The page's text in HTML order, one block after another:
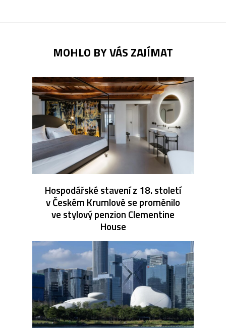
MOHLO BY VÁS ZAJÍMAT
Hospodářské stavení z 18. století
v Českém Krumlově se proměnilo
ve stylový penzion Clementine
House